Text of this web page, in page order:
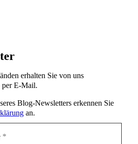
erhalten Sie von uns
per E-Mail.
Blog-Newsletters erkennen Sie
an.